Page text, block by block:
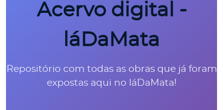
Acervo digital -
láDaMata
Repositório com todas as obras que já foram
expostas aqui no láDaMata!